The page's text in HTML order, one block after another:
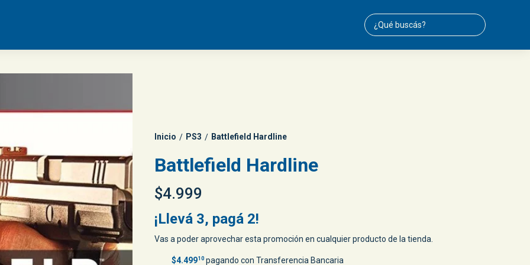
Inicio / PS3 / Battlefield Hardline
Battlefield Hardline
$4.999
¡Llevá 3, pagá 2!
Vas a poder aprovechar esta promoción en cualquier producto de la tienda.
$4.49910pagando con Transferencia Bancaria